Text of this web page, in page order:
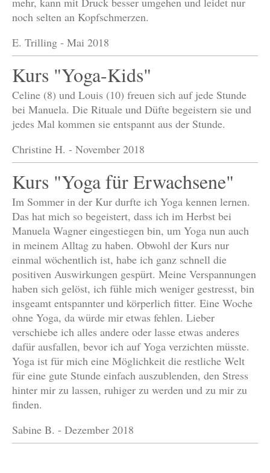
noch selten an Kopfschmerzen.
E. Trilling - Mai 2018
Kurs "Yoga-Kids"
Celine (8) und Louis (10) freuen sich auf jede Stunde
bei Manuela. Die Rituale und Düfte begeistern sie und
jedes Mal kommen sie entspannt aus der Stunde.
Christine H. - November 2018
Kurs "Yoga für Erwachsene"
Im Sommer in der Kur durfte ich Yoga kennen lernen.
Das hat mich so begeistert, dass ich im Herbst bei
Manuela Wagner eingestiegen bin, um Yoga nun auch
in meinem Alltag zu haben. Obwohl der Kurs nur
einmal wöchentlich ist, habe ich ganz schnell die
positiven Auswirkungen gespürt. Meine Verspannungen
haben sich gelöst, ich fühle mich weniger gestresst, bin
insgeamt entspannter und körperlich fitter. Eine Woche
ohne Yoga, da würde mir etwas fehlen. Lieber
verschiebe ich alles andere oder lasse etwas anderes
dafür ausfallen, bevor ich auf Yoga verzichten müsste.
Yoga ist für mich eine Möglichkeit die restliche Welt
für eine gute Stunde einfach auszublenden, den Stress
hinter mir zu lassen, ruhiger zu werden und zu mir zu
finden.
Sabine B. - Dezember 2018